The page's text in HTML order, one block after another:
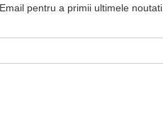
pentru a primii ultimele noutati